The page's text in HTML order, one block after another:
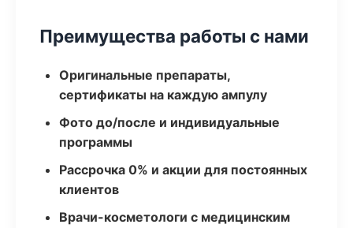
Преимущества работы с нами
Оригинальные препараты,
сертификаты на каждую ампулу
Фото до/после и индивидуальные
программы
Рассрочка 0% и акции для постоянных
клиентов
Врачи-косметологи с медицинским